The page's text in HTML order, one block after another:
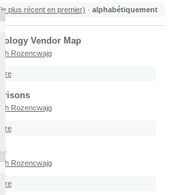
plus récent en premier) · alphabétiquement
Vendor Map
Rozencwajg
Rozencwajg
Rozencwajg